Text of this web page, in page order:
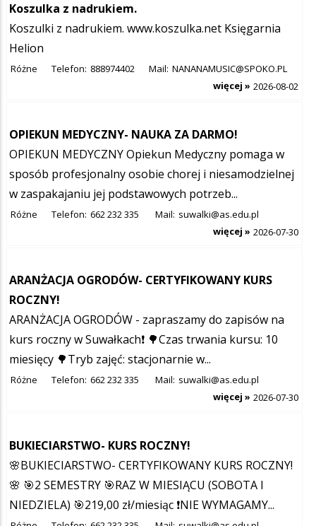
Koszulka z nadrukiem.
Koszulki z nadrukiem. www.koszulka.net Księgarnia
Helion
Różne Telefon: 888974402 Mail: NANANAMUSIC@SPOKO.PL
2026-08-02
więcej »
OPIEKUN MEDYCZNY- NAUKA ZA DARMO!
OPIEKUN MEDYCZNY Opiekun Medyczny pomaga w
sposób profesjonalny osobie chorej i niesamodzielnej
w zaspakajaniu jej podstawowych potrzeb...
Różne Telefon: 662 232 335 Mail: suwalki@as.edu.pl
2026-07-30
więcej »
ARANŻACJA OGRODÓW- CERTYFIKOWANY KURS
ROCZNY!
ARANŻACJA OGRODÓW - zapraszamy do zapisów na
kurs roczny w Suwałkach❗️ 🌳Czas trwania kursu: 10
miesięcy 🌳Tryb zajęć: stacjonarnie w...
Różne Telefon: 662 232 335 Mail: suwalki@as.edu.pl
2026-07-30
więcej »
BUKIECIARSTWO- KURS ROCZNY!
🌸BUKIECIARSTWO- CERTYFIKOWANY KURS ROCZNY!
🌸 🎯2 SEMESTRY 🎯RAZ W MIESIĄCU (SOBOTA I
NIEDZIELA) 🎯219,00 zł/miesiąc ❗NIE WYMAGAMY...